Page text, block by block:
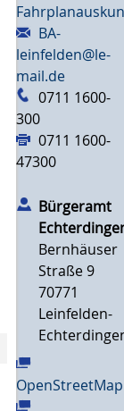
BA-
leinfelden@le-
mail.de
0711 1600-
300
0711 1600-
47300
Bürgeramt
Bernhäuser
Straße 9
70771
Leinfelden-
OpenStreetMap